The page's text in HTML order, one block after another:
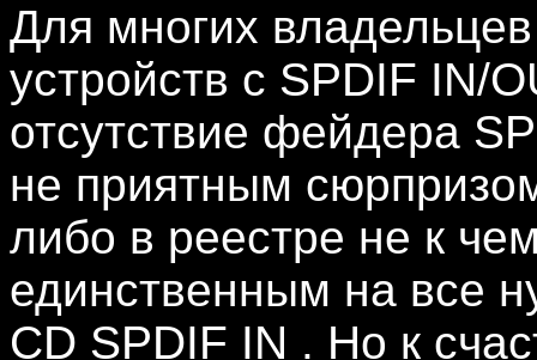
Для многих
устройств с SPDIF IN/
отсутствие фейдера
не приятным
либо в реестре не к
единственным на все
CD SPDIF IN . Но к